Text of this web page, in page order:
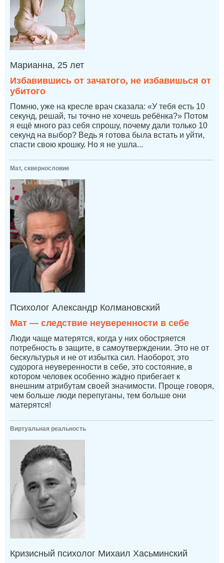
Марианна, 25 лет
Избавившись от зачатого, не избавишься от
убитого
Помню, уже на кресле врач сказала: «У тебя есть 10
секунд, решай, ты точно не хочешь ребёнка?» Потом
я ещё много раз себя спрошу, почему дали только 10
секунд на выбор? Ведь я готова была встать и уйти,
спасти свою крошку. Но я не ушла...
Мат, сквернословие
Психолог Александр Колмановский
Мат — следствие неуверенности в себе
Люди чаще матерятся, когда у них обостряется
потребность в защите, в самоутверждении. Это не от
бескультурья и не от избытка сил. Наоборот, это
судорога неуверенности в себе, это состояние, в
котором человек особенно жадно прибегает к
внешним атрибутам своей значимости. Проще говоря,
чем больше люди перепуганы, тем больше они
матерятся!
Виртуальная реальность
Кризисный психолог Михаил Хасьминский